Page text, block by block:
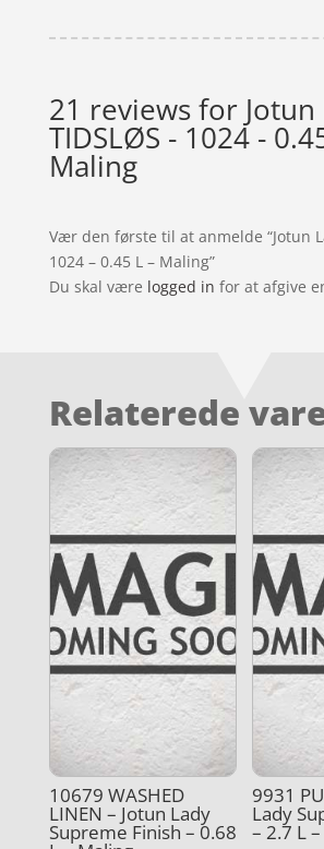
21 reviews for
TIDSLØS - 1024 -
Maling
Vær den første til at anmelde “Jotun
1024 – 0.45 L – Maling”
Du skal være logged in for at afgive
Relaterede
10679 WASHED
LINEN – Jotun Lady
Supreme Finish – 0.68
9931
Lady
– 2.7 L